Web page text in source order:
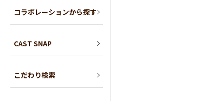
コラボレーションから探す
CAST SNAP
こだわり検索